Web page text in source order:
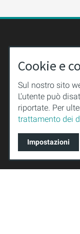
CONTATTI
PURION GmbH
Meininger
98544 Zella-
Cookie e
Sul nostro sito
L'utente può
riportate. Per
trattamento dei
Impostazioni